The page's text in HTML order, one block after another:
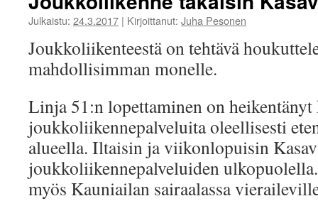
Julkaistu: 24.3.2017 | Kirjoittanut: Juha Pesonen
Joukkoliikenteestä on tehtävä
mahdollisimman monelle.
Linja 51:n lopettaminen on heikentänyt
joukkoliikennepalveluita oleellisesti
alueella. Iltaisin ja viikonlopuisin
joukkoliikennepalveluiden
myös Kauniailan sairaalassa